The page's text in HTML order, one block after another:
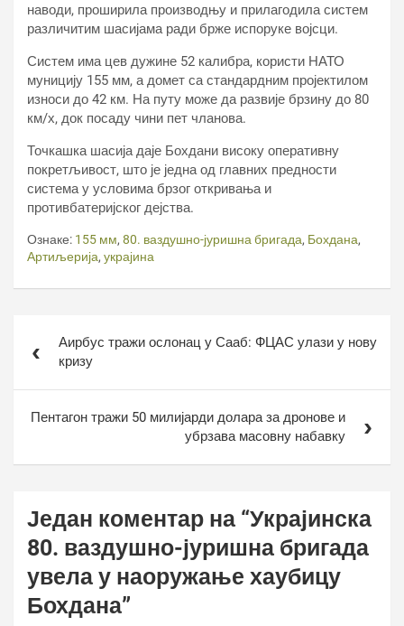
наводи, проширила производњу и прилагодила систем
различитим шасијама ради брже испоруке војсци.
Систем има цев дужине 52 калибра, користи НАТО
муницију 155 мм, а домет са стандардним пројектилом
износи до 42 км. На путу може да развије брзину до 80
км/х, док посаду чини пет чланова.
Точкашка шасија даје Бохдани високу оперативну
покретљивост, што је једна од главних предности
система у условима брзог откривања и
противбатеријског дејства.
Ознаке: 155 мм, 80. ваздушно-јуришна бригада, Бохдана,
Артиљерија, украјина
чланкаАирбус тражи ослонац у Сааб: ФЦАС улази у нову
кризу
Пентагон тражи 50 милијарди долара за дронове и
убрзава масовну набавку
Један коментар на “Украјинска
80. ваздушно-јуришна бригада
увела у наоружање хаубицу
Бохдана”